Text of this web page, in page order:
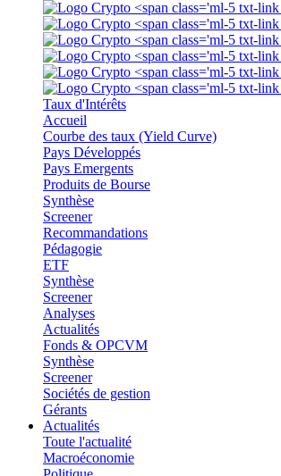
Taux d'Intérêts
Accueil
Courbe des taux (Yield Curve)
Pays Développés
Pays Emergents
Produits de Bourse
Synthèse
Screener
Recommandations
Pédagogie
ETF
Synthèse
Screener
Analyses
Actualités
Fonds & OPCVM
Synthèse
Screener
Sociétés de gestion
Gérants
Actualités
Toute l'actualité
Macroéconomie